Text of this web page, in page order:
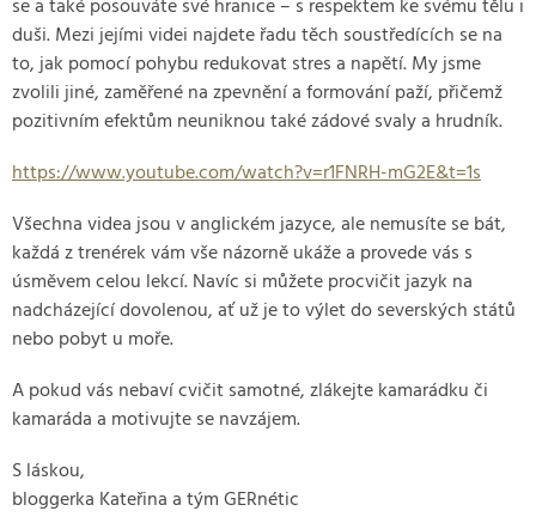
se a také posouváte své hranice – s respektem ke svému tělu i
duši. Mezi jejími videi najdete řadu těch soustředících se na
to, jak pomocí pohybu redukovat stres a napětí. My jsme
zvolili jiné, zaměřené na zpevnění a formování paží, přičemž
pozitivním efektům neuniknou také zádové svaly a hrudník.
https://www.youtube.com/watch?v=r1FNRH-mG2E&t=1s
Všechna videa jsou v anglickém jazyce, ale nemusíte se bát,
každá z trenérek vám vše názorně ukáže a provede vás s
úsměvem celou lekcí. Navíc si můžete procvičit jazyk na
nadcházející dovolenou, ať už je to výlet do severských států
nebo pobyt u moře.
A pokud vás nebaví cvičit samotné, zlákejte kamarádku či
kamaráda a motivujte se navzájem.
S láskou,
bloggerka Kateřina a tým GERnétic